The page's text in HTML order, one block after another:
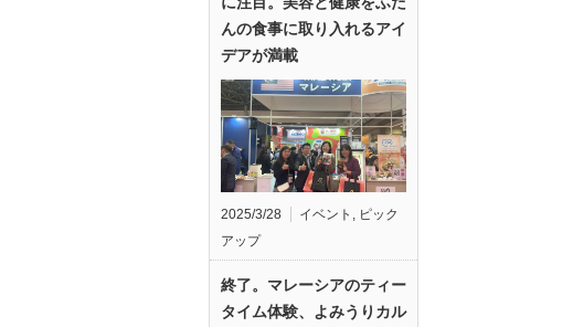
んの食事に取り入れるアイ
デアが満載
2025/3/28 イベント
ピック
アップ
終了。マレーシアのティー
タイム体験、よみうりカル